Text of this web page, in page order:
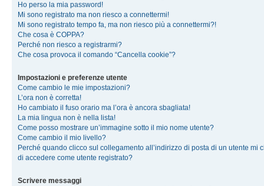
Ho perso la mia password!
Mi sono registrato ma non riesco a connettermi!
Mi sono registrato tempo fa, ma non riesco più a connettermi?!
Che cosa è COPPA?
Perché non riesco a registrarmi?
Che cosa provoca il comando “Cancella cookie”?
Impostazioni e preferenze utente
Come cambio le mie impostazioni?
L’ora non è corretta!
Ho cambiato il fuso orario ma l’ora è ancora sbagliata!
La mia lingua non è nella lista!
Come posso mostrare un’immagine sotto il mio nome utente?
Come cambio il mio livello?
Perché quando clicco sul collegamento all’indirizzo di posta di un utente mi
di accedere come utente registrato?
Scrivere messaggi